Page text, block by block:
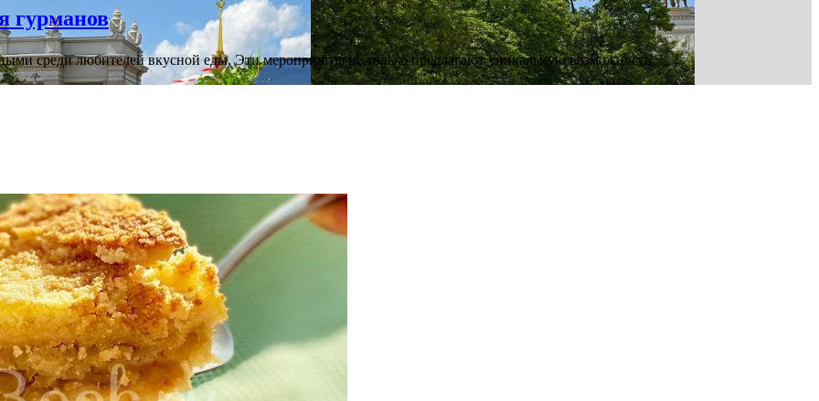
гурманов
среди любителей вкусной еды. Эти мероприятия не только предлагают уникальную возможность